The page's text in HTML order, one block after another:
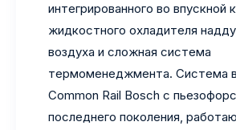
интегрированного во впускной
жидкостного охладителя
воздуха и сложная система
термоменеджмента. Система
Common Rail Bosch с
последнего поколения,